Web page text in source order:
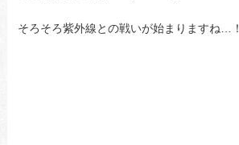
そろそろ紫外線との戦いが始まりますね…！